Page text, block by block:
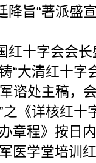
旨“著派盛宣
十字会会长
“大清红十字
处主稿，会
之《详核红
章程》按日
医学堂培训